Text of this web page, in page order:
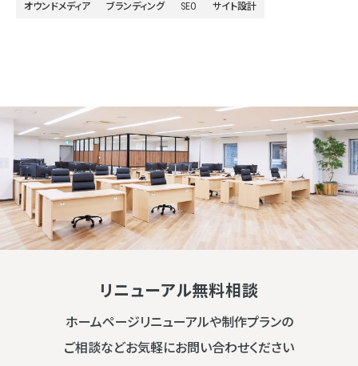
オウンドメディア ブランディング SEO サイト設計
リニューアル無料相談
ホームページリニューアルや制作プランの
ご相談などお気軽にお問い合わせください